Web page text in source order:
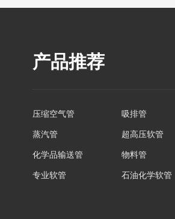
产品推荐
压缩空气管 吸排管
蒸汽管 超高压软管
化学品输送管 物料管
专业软管 石油化学软管